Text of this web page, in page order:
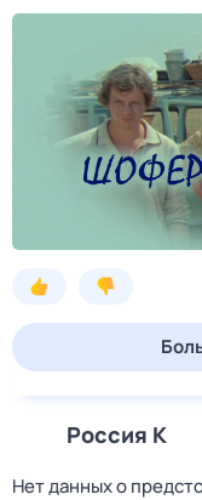
Россия К
Нет данных о